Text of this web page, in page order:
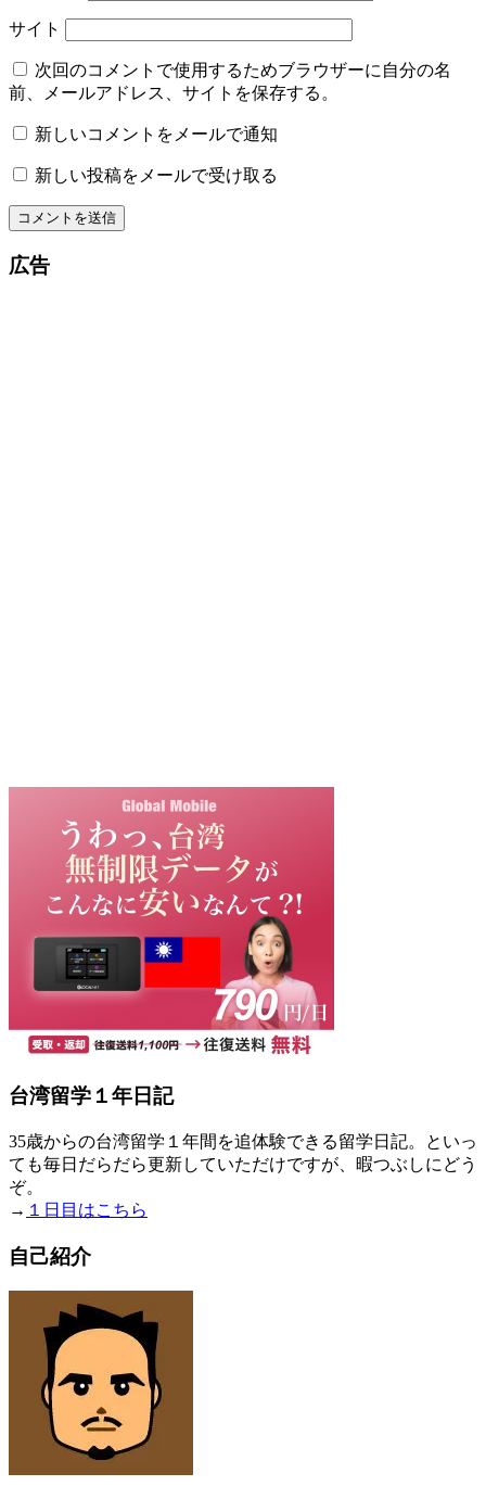
サイト
次回のコメントで使用するためブラウザーに自分の名
前、メールアドレス、サイトを保存する。
新しいコメントをメールで通知
新しい投稿をメールで受け取る
広告
台湾留学１年日記
35歳からの台湾留学１年間を追体験できる留学日記。といっ
ても毎日だらだら更新していただけですが、暇つぶしにどう
ぞ。
→ １日目はこちら
自己紹介